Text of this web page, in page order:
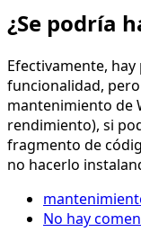
¿Se podría
Efectivamente,
funcionalidad,
mantenimiento de
rendimiento), si
fragmento de
no hacerlo
No hay